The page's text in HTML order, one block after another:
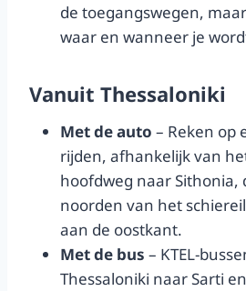
de toegangswegen,
waar en wanneer je
Vanuit Thessaloniki
Met de auto – Reken op
rijden, afhankelijk van
hoofdweg naar Sithonia,
noorden van het
aan de oostkant.
Met de bus – KTEL-
Thessaloniki naar Sarti